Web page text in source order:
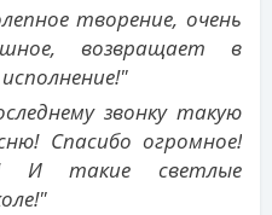
творение, очень
возвращает в
звонку такую
Спасибо огромное!
И такие светлые